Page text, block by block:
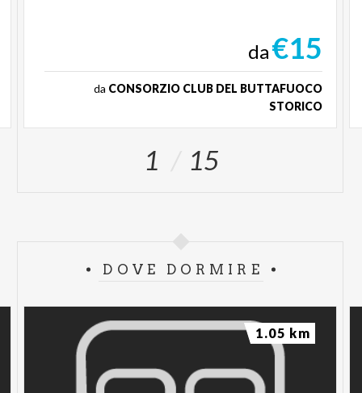
da€15
da CONSORZIO CLUB DEL BUTTAFUOCO
STORICO
1 15
DOVE DORMIRE
1.05 km